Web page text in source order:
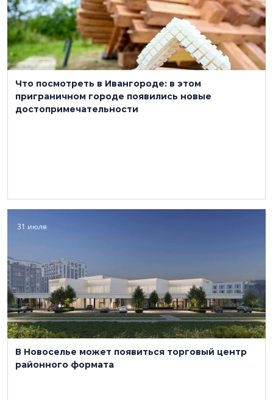
Что посмотреть в Ивангороде: в этом
приграничном городе появились новые
достопримечательности
31 июля
В Новоселье может появиться торговый центр
районного формата